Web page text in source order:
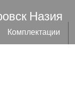
Назия
Комплектации